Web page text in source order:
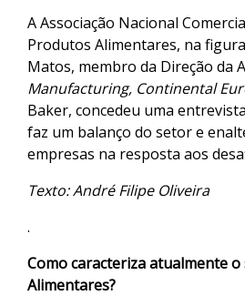
A Associação Nacional
Produtos Alimentares, na
Matos, membro da Direção da
Manufacturing, Continental
Baker, concedeu uma
faz um balanço do setor e
empresas na resposta aos
Texto: André Filipe Oliveira
.
Como caracteriza atualmente
Alimentares?